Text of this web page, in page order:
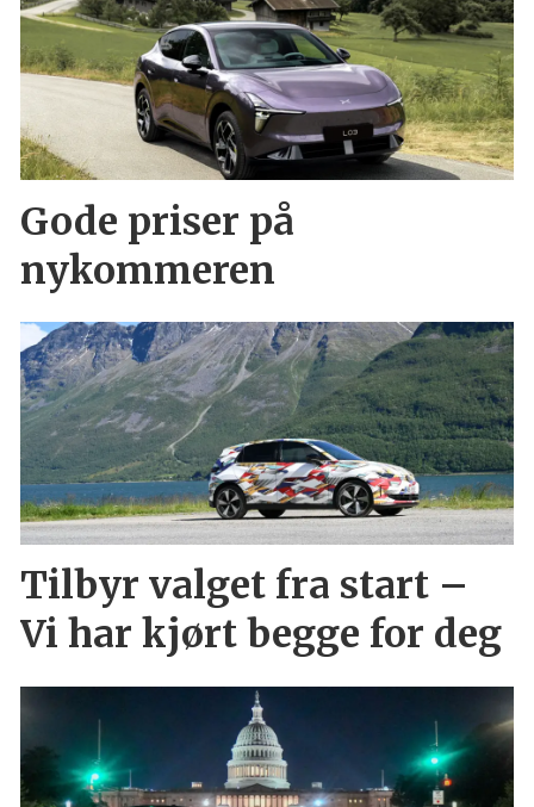
Gode priser på
nykommeren
Tilbyr valget fra start –
Vi har kjørt begge for deg